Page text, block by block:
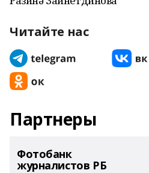
Читайте нас
Партнеры
Фотобанк
журналистов РБ